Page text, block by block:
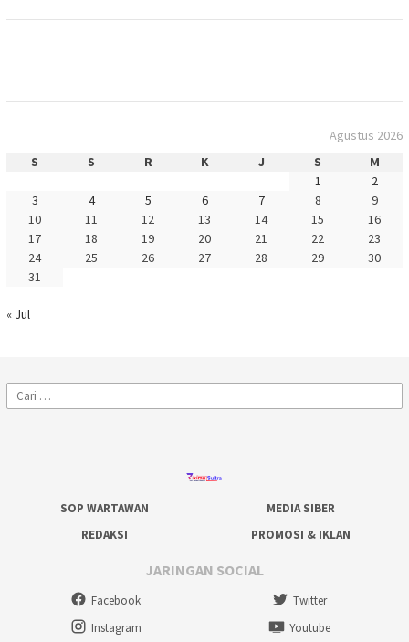
Agustus 2026
S
S R K J S
M
1
2
3
4 5 6 7 8
9
10
11 12 13 14 15
16
17
18 19 20 21 22
23
24
25 26 27 28 29
30
31
« Jul
Cari
untuk:
SOP WARTAWAN
MEDIA SIBER
REDAKSI
PROMOSI & IKLAN
JARINGAN SOCIAL
Facebook
Twitter
Instagram
Youtube